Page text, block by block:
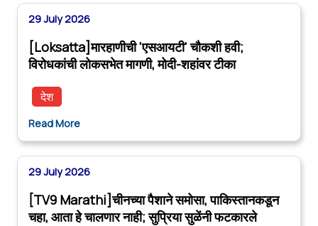
29 July 2026
[Loksatta]मारहाणीची 'एसआयटी' चौकशी हवी;
विरोधकांची लोकसभेत मागणी, मोदी-शहांवर टीका
देश
Read More
29 July 2026
[TV9 Marathi]चीनच्या पैशाने समोसा, पाकिस्तानकडून
चहा, आता हे चालणार नाही; सुप्रिया सुळेंनी फटकारले